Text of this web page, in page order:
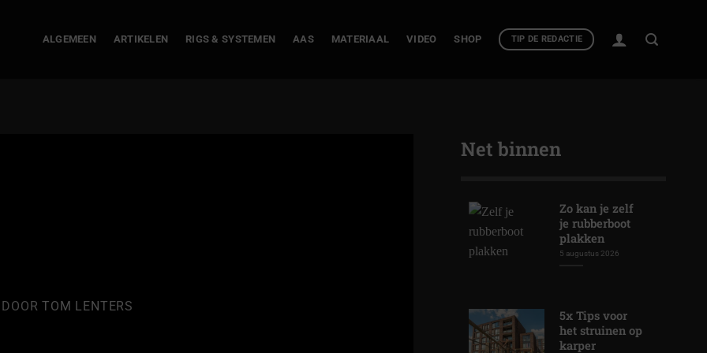
ALGEMEEN ARTIKELEN RIGS & SYSTEMEN AAS MATERIAAL VIDEO SHOP TIP DE REDACTIE
DOORTOM LENTERS
Net binnen
Zo kan je zelf
je rubberboot
plakken
5 augustus 2026
5x Tips voor
het struinen op
karper